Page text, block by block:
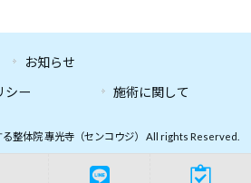
お知らせ
シー
施術に関して
整体院 專光寺（センコウジ） All rights Reserved.